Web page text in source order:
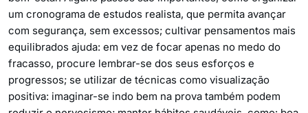
um cronograma de estudos realista, que permita avançar
com segurança, sem excessos; cultivar pensamentos mais
equilibrados ajuda: em vez de focar apenas no medo do
fracasso, procure lembrar-se dos seus esforços e
progressos; se utilizar de técnicas como visualização
positiva: imaginar-se indo bem na prova também podem